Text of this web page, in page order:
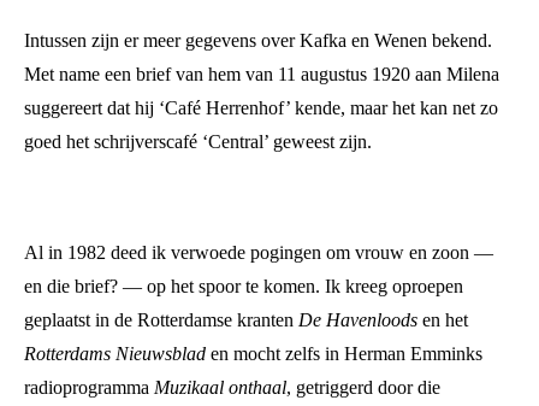
Intussen zijn er meer gegevens over Kafka en Wenen bekend.
Met name een brief van hem van 11 augustus 1920 aan Milena
suggereert dat hij ‘Café Herrenhof’ kende, maar het kan net zo
goed het schrijverscafé ‘Central’ geweest zijn.
Al in 1982 deed ik verwoede pogingen om vrouw en zoon —
en die brief? — op het spoor te komen. Ik kreeg oproepen
geplaatst in de Rotterdamse kranten De Havenloods en het
Rotterdams Nieuwsblad en mocht zelfs in Herman Emminks
radioprogramma Muzikaal onthaal, getriggerd door die